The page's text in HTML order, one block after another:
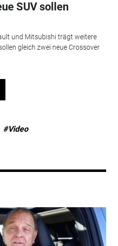
SUV sollen
und Mitsubishi trägt weitere
gleich zwei neue Crossover
#Video